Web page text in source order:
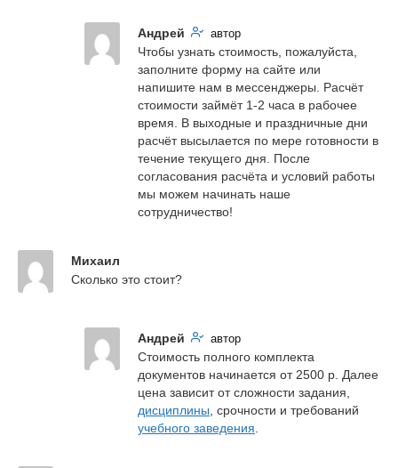
Андрей автор
Чтобы узнать стоимость, пожалуйста,
заполните форму на сайте или
напишите нам в мессенджеры. Расчёт
стоимости займёт 1-2 часа в рабочее
время. В выходные и праздничные дни
расчёт высылается по мере готовности в
течение текущего дня. После
согласования расчёта и условий работы
мы можем начинать наше
сотрудничество!
Михаил
Сколько это стоит?
Андрей автор
Стоимость полного комплекта
документов начинается от 2500 р. Далее
дисциплины
учебного заведения